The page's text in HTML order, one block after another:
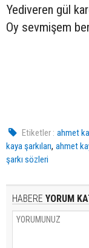
Yediveren gül
Oy sevmişem
Etiketler : ahmet
kaya şarkıları, ahmet
şarkı sözleri
HABERE YORUM